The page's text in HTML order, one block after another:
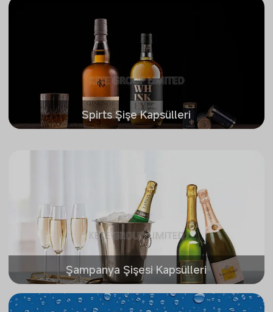
Spirts Şişe Kapsülleri
Şampanya Şişesi Kapsülleri